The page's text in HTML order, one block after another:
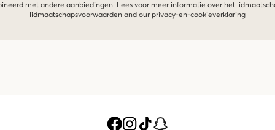
met andere aanbiedingen. Lees voor meer informatie over het
lidmaatschapsvoorwaarden and our privacy-en-cookieverklaring